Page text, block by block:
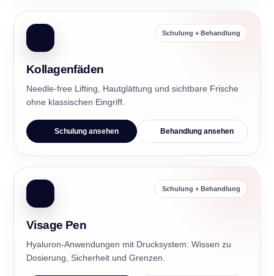
Schulung + Behandlung
Kollagenfäden
Needle-free Lifting, Hautglättung und sichtbare Frische
ohne klassischen Eingriff.
Schulung ansehen Behandlung ansehen
Schulung + Behandlung
Visage Pen
Hyaluron-Anwendungen mit Drucksystem: Wissen zu
Dosierung, Sicherheit und Grenzen.